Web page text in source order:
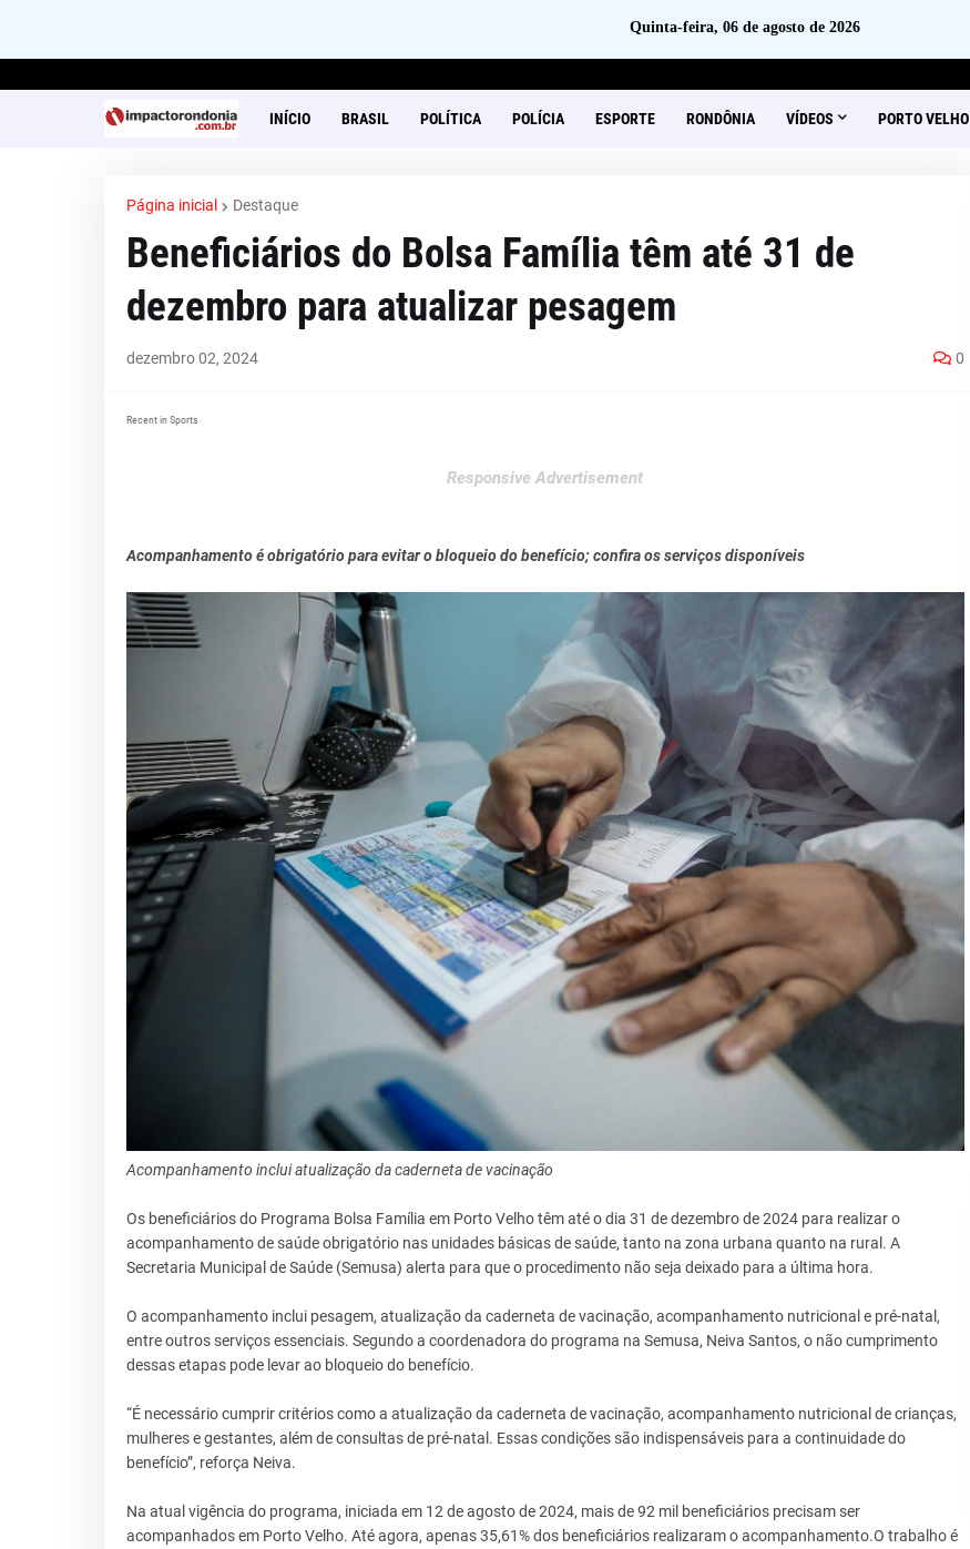
Quinta-feira, 06 de agosto de 2026
INÍCIO BRASIL POLÍTICA POLÍCIA ESPORTE RONDÔNIA VÍDEOS PORTO VELHO
Página inicial Destaque
Beneficiários do Bolsa Família têm até 31 de
dezembro para atualizar pesagem
dezembro 02, 2024 0
Recent in Sports
Responsive Advertisement
Acompanhamento é obrigatório para evitar o bloqueio do benefício; confira os serviços disponíveis
Acompanhamento inclui atualização da caderneta de vacinação
Os beneficiários do Programa Bolsa Família em Porto Velho têm até o dia 31 de dezembro de 2024 para realizar o
acompanhamento de saúde obrigatório nas unidades básicas de saúde, tanto na zona urbana quanto na rural. A
Secretaria Municipal de Saúde (Semusa) alerta para que o procedimento não seja deixado para a última hora.
O acompanhamento inclui pesagem, atualização da caderneta de vacinação, acompanhamento nutricional e pré-natal,
entre outros serviços essenciais. Segundo a coordenadora do programa na Semusa, Neiva Santos, o não cumprimento
dessas etapas pode levar ao bloqueio do benefício.
“É necessário cumprir critérios como a atualização da caderneta de vacinação, acompanhamento nutricional de crianças,
mulheres e gestantes, além de consultas de pré-natal. Essas condições são indispensáveis para a continuidade do
benefício”, reforça Neiva.
Na atual vigência do programa, iniciada em 12 de agosto de 2024, mais de 92 mil beneficiários precisam ser
acompanhados em Porto Velho. Até agora, apenas 35,61% dos beneficiários realizaram o acompanhamento.O trabalho é